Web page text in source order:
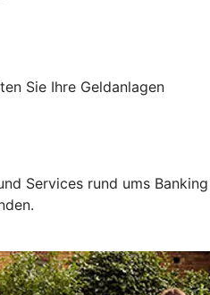
Sie Ihre Geldanlagen
Services rund ums Banking